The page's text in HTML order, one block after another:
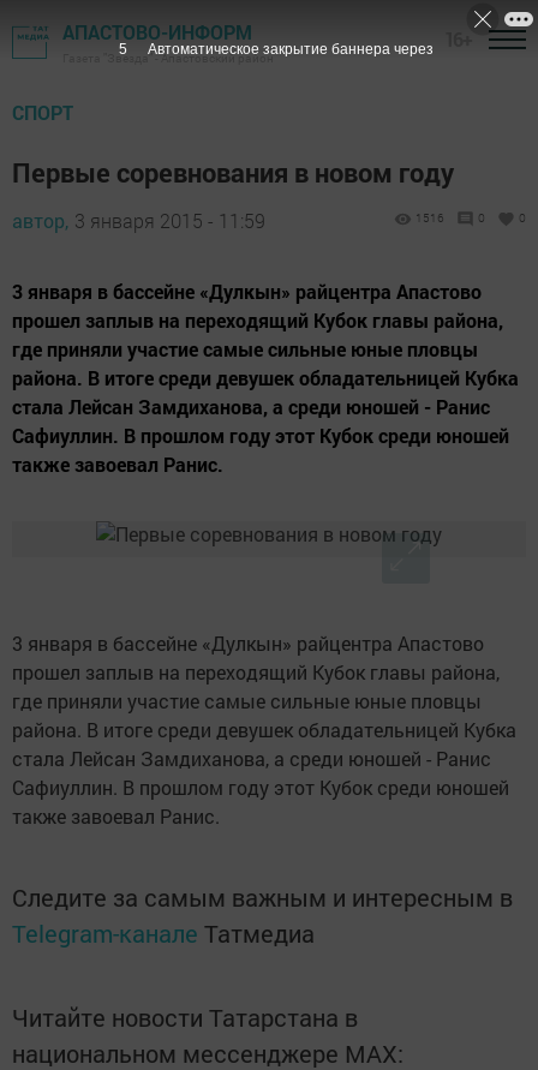
АПАСТОВО-ИНФОРМ
Газета "Звезда" - Апастовский район
СПОРТ
Первые соревнования в новом году
автор, 3 января 2015 - 11:59 1516 0 0
3 января в бассейне «Дулкын» райцентра Апастово
прошел заплыв на переходящий Кубок главы района,
где приняли участие самые сильные юные пловцы
района. В итоге среди девушек обладательницей Кубка
стала Лейсан Замдиханова, а среди юношей - Ранис
Сафиуллин. В прошлом году этот Кубок среди юношей
также завоевал Ранис.
3 января в бассейне «Дулкын» райцентра Апастово
прошел заплыв на переходящий Кубок главы района,
где приняли участие самые сильные юные пловцы
района. В итоге среди девушек обладательницей Кубка
стала Лейсан Замдиханова, а среди юношей - Ранис
Сафиуллин. В прошлом году этот Кубок среди юношей
также завоевал Ранис.
Следите за самым важным и интересным в
Telegram-канале Татмедиа
Читайте новости Татарстана в
национальном мессенджере MАХ:
4 Автоматическое закрытие баннера через